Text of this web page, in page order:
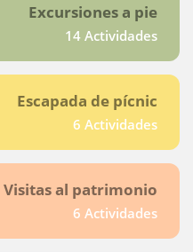
Excursiones a pie
14 Actividades
Escapada de pícnic
6 Actividades
Visitas al patrimonio
6 Actividades